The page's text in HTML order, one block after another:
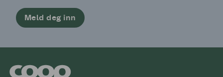
Meld deg inn